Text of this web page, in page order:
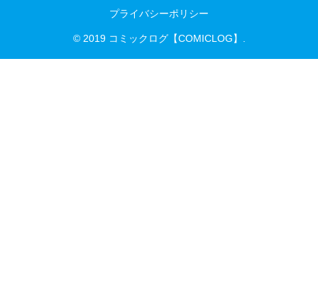
プライバシーポリシー
© 2019 コミックログ【COMICLOG】.